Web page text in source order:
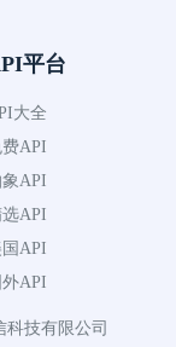
平台
大全
费API
API
API
国API
外API
技有限公司